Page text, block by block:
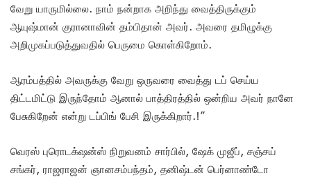
வேறு யாருமில்லை. நாம் நன்றாக அறிந்து வைத்திருக்கும்
ஆயுஷ்மான் குரானாவின் தம்பிதான் அவர். அவரை தமிழுக்கு
அறிமுகப்படுத்துவதில் பெருமை கொள்கிறோம்.
ஆரம்பத்தில் அவருக்கு வேறு ஒருவரை வைத்து டப் செய்ய
திட்டமிட்டு இருந்தோம் ஆனால் பாத்திரத்தில் ஒன்றிய அவர் நானே
பேசுகிறேன் என்று டப்பிங் பேசி இருக்கிறார்.!”
வெரஸ் புரொடக்‌ஷன்ஸ் நிறுவனம் சார்பில், ஷேக் முஜீப், சஞ்சய்
சங்கர், ராஜராஜன் ஞானசம்பந்தம், தனிஷ்டன் பெர்னாண்டோ